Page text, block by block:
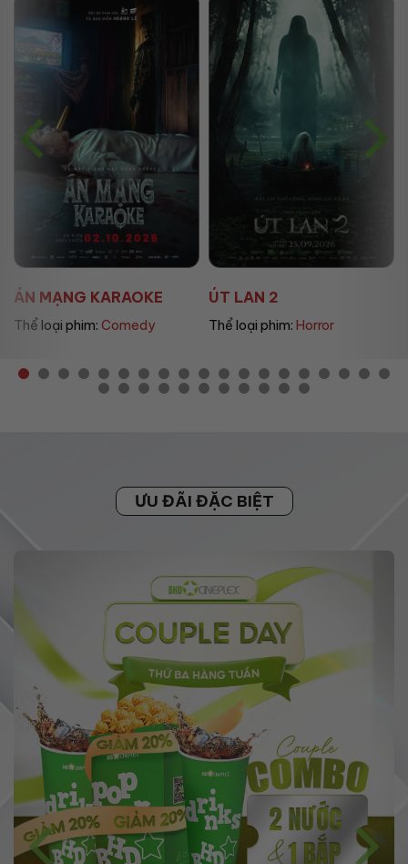
ÚT LAN 2
Thể loại phim:Horror
MẸ MÌN
Thể loại phim:Drama
ƯU ĐÃI ĐẶC BIỆT